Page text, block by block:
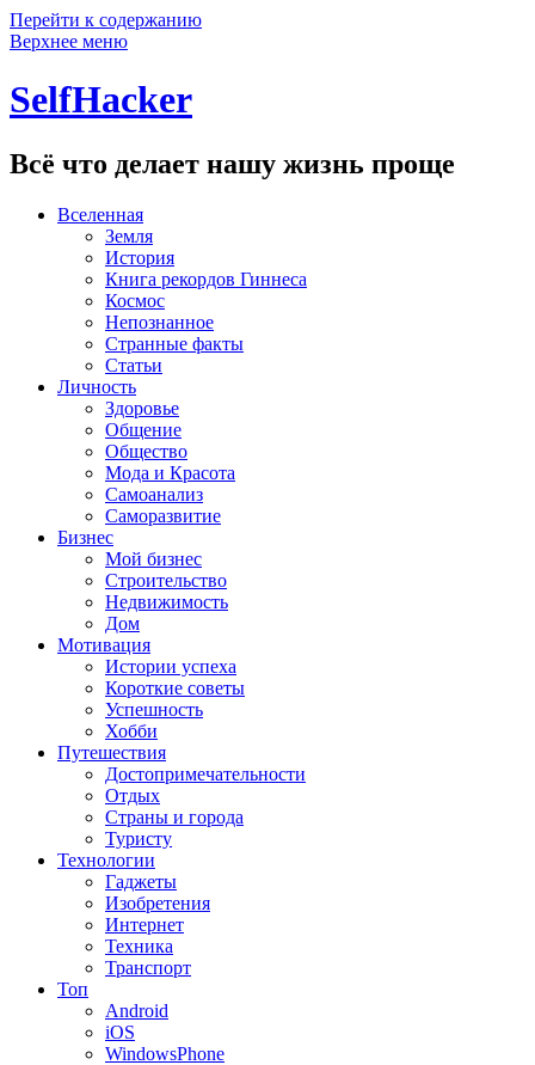
Перейти к содержанию
Верхнее меню
SelfHacker
Всё что делает нашу жизнь проще
Вселенная
Земля
История
Книга рекордов Гиннеса
Космос
Непознанное
Странные факты
Статьи
Личность
Здоровье
Общение
Общество
Мода и Красота
Самоанализ
Саморазвитие
Бизнес
Мой бизнес
Строительство
Недвижимость
Дом
Мотивация
Истории успеха
Короткие советы
Успешность
Хобби
Путешествия
Достопримечательности
Отдых
Страны и города
Туристу
Технологии
Гаджеты
Изобретения
Интернет
Техника
Транспорт
Топ
Android
iOS
WindowsPhone